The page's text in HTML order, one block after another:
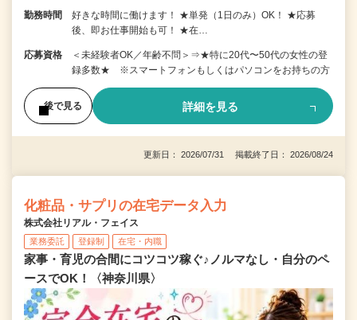
勤務時間
好きな時間に働けます！ ★単発（1日のみ）OK！ ★応募
後、即お仕事開始も可！ ★在…
応募資格
＜未経験者OK／年齢不問＞⇒★特に20代〜50代の女性の登
録多数★ ※スマートフォンもしくはパソコンをお持ちの方
後で見る 詳細を見る
更新日： 2026/07/31 掲載終了日： 2026/08/24
化粧品・サプリの在宅データ入力
株式会社リアル・フェイス
業務委託 登録制 在宅・内職
家事・育児の合間にコツコツ稼ぐ♪ノルマなし・自分のペ
ースでOK！〈神奈川県〉